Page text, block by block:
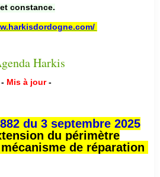
et constance.
- Mis à jour -
du 3 septembre 2025
du périmètre
de réparation